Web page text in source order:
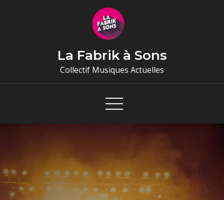
La Fabrik à Sons
Collectif Musiques Actuelles